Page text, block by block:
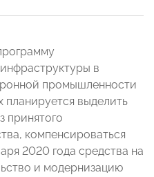
в
промышленности
планируется выделить
принятого
компенсироваться
2020 года средства на
и модернизацию